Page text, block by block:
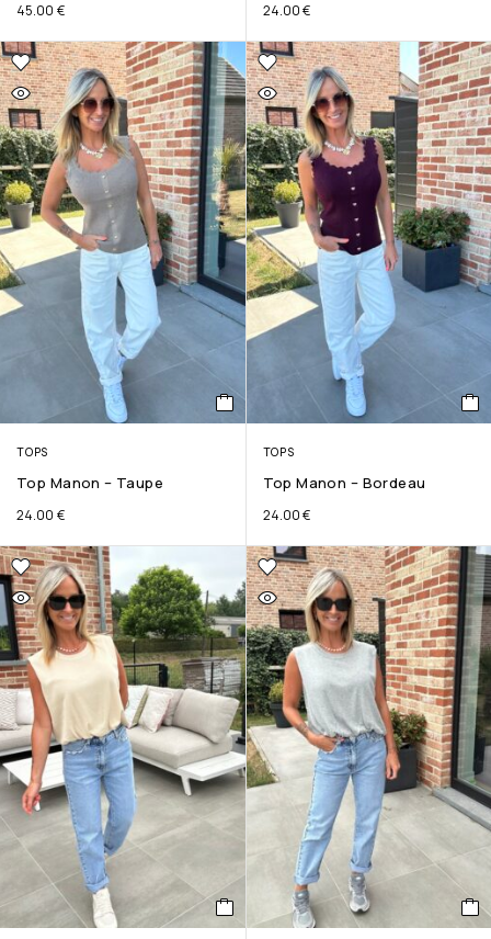
45.00 € 24.00€
TOPS
Top Manon – Taupe
24.00 €
TOPS
Top Manon – Bordeau
24.00€